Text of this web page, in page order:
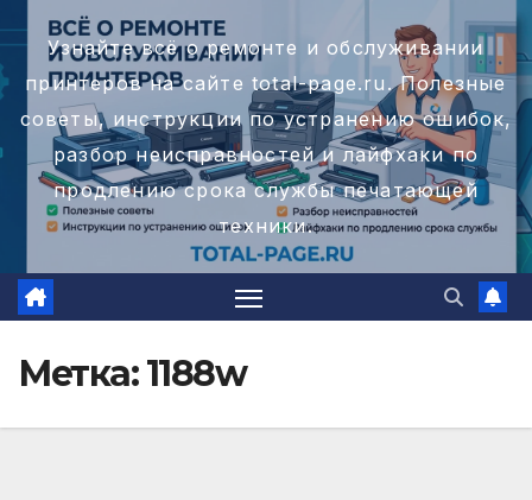
Перейти
к
содержимому
Узнайте всё о ремонте и обслуживании
принтеров на сайте total-page.ru. Полезные
советы, инструкции по устранению ошибок,
разбор неисправностей и лайфхаки по
продлению срока службы печатающей
техники.
Метка:1188w